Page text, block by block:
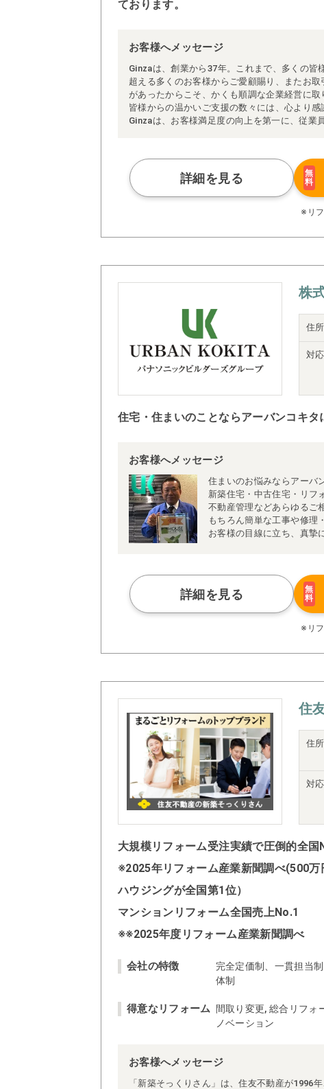
ております。
お客様へメッセージ
Ginzaは、創業から37年。これまで、多くの皆
超える多くのお客様からご愛顧賜り、またお
があったからこそ、かくも順調な企業経営に取
皆様からの温かいご支援の数々には、心より感
Ginzaは、お客様満足度の向上を第一に、従業
「企業は社会の公器」であり、健全な企業経
展に寄与するものであると信じ、今後も努力
詳細を見る
無
料
※リ
株
住所
対
住宅・住まいのことならアーバンコキタ
お客様へメッセージ
住まいのお悩みならアーバ
新築住宅・中古住宅・リフ
不動産管理などあらゆるご
もちろん簡単な工事や修理
お客様の目線に立ち、真摯
詳細を見る
無
料
※リ
住
住所
対
大規模リフォーム受注実績で圧倒的全国
※2025年リフォーム産業新聞調べ(500
ハウジングが全国第1位）
マンションリフォーム全国売上No.1
※※2025年度リフォーム産業新聞調べ
会社の特徴
完全定価制、一貫担当
体制
得意なリフォーム
間取り変更, 総合リフォ
ノベーション
お客様へメッセージ
「新築そっくりさん」は、住友不動産が1996